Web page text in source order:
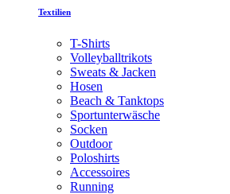
Textilien
T-Shirts
Volleyballtrikots
Sweats & Jacken
Hosen
Beach & Tanktops
Sportunterwäsche
Socken
Outdoor
Poloshirts
Accessoires
Running